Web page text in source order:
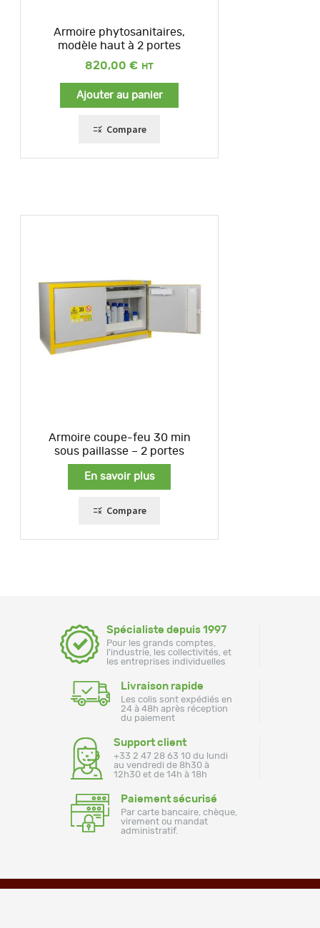
Armoire phytosanitaires,
modèle haut à 2 portes
820,00 €
Ajouter au panier
Compare
Armoire coupe-feu 30 min
sous paillasse – 2 portes
En savoir plus
Compare
Spécialiste depuis 1997
Pour les grands comptes,
l'industrie, les collectivités, et
les entreprises individuelles
Livraison rapide
Les colis sont expédiés en
24 à 48h après réception
du paiement
Support client
+33 2 47 28 63 10 du lundi
au vendredi de 8h30 à
12h30 et de 14h à 18h
Paiement sécurisé
Par carte bancaire, chèque,
virement ou mandat
administratif.